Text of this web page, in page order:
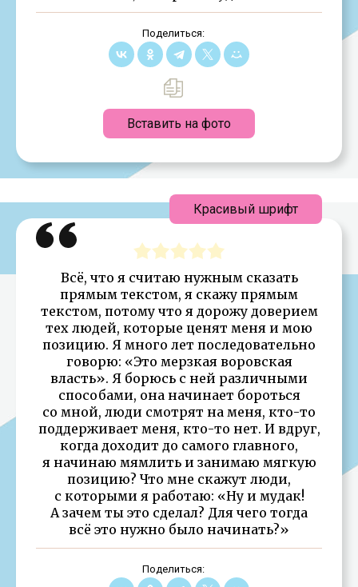
Поделиться:
Вставить на фото
Всё, что я считаю нужным сказать
прямым текстом, я скажу прямым
текстом, потому что я дорожу доверием
тех людей, которые ценят меня и мою
позицию. Я много лет последовательно
говорю: «Это мерзкая воровская
власть». Я борюсь с ней различными
способами, она начинает бороться
со мной, люди смотрят на меня, кто-то
поддерживает меня, кто-то нет. И вдруг,
когда доходит до самого главного,
я начинаю мямлить и занимаю мягкую
позицию? Что мне скажут люди,
с которыми я работаю: «Ну и мудак!
А зачем ты это сделал? Для чего тогда
всё это нужно было начинать?»
Поделиться:
Красивый шрифт